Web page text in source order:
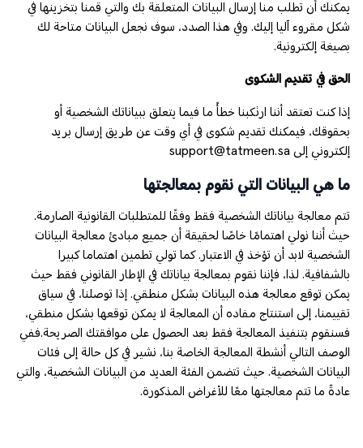
يمكنك أن تطلب منا إرسال البيانات المتعلقة بك والتي قمنا بتخزينها في
شكل مقروء آليا إليك. وفي هذا الصدد، سوف نجعل البيانات متاحة لك
بصيغة إلكترونية.
الحق في تقديم الشكوى
إذا كنت تعتقد أننا ارتكبنا خطأً ما فيما يتعلق ببياناتك الشخصية أو
بحقوقك، فيمكنك تقديم شكوى في أي وقت عن طريق إرسال بريد
إلكتروني إلى support@tatmeen.sa
ما هي البيانات التي نقوم بمعالجتها
تتم معالجة بياناتك الشخصية فقط وفقًا للمتطلبات القانونية الصارمة.
حيث أننا نولي اهتمامًا خاصًا لحقيقة أن جميع مبادئ معالجة البيانات
الشخصية لابد أن تؤخذ في الاعتبار. كما تولي تطمين اهتماما كبيرا
بالشفافية. لذا، فإننا نقوم بمعالجة بياناتك في الإطار القانوني فقط حيث
يمكن توقع معالجة هذه البيانات بشكل منطقي. إذا توصلنا، في سياق
تقييمنا، إلى استنتاج مفاده أن المعالجة لا يمكن توقعها بشكل منطقي،
فسنقوم بتنفيذ المعالجة فقط بعد الحصول على موافقتك الصريحة.ففي
الوصف التالي أنشطة المعالجة الخاصة بنا، نشير في كل حالة إلى فئات
البيانات الشخصية. حيث تتضمن الفئة العديد من البيانات الشخصية، والتي
عادةً ما تتم معالجتها معًا للأغراض المذكورة.